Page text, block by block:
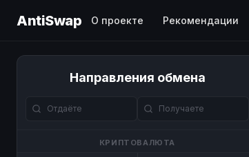
AntiSwap О проекте Рекомендации
Направления обмена
КРИПТОВАЛЮТА